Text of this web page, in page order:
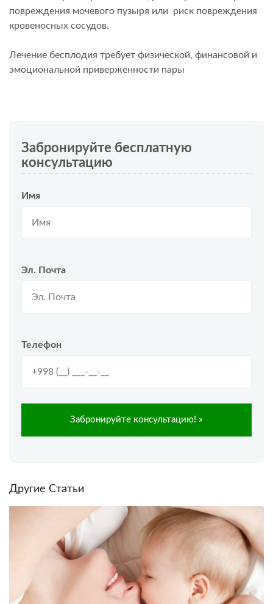
повреждения мочевого пузыря или риск повреждения
кровеносных сосудов.
Лечение бесплодия требует физической, финансовой и
эмоциональной приверженности пары
Забронируйте бесплатную
консультацию
Имя
Эл. Почта
Телефон
Другие Cтатьи